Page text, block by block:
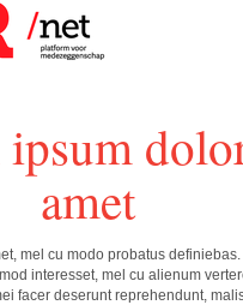
amet
mel cu modo probatus
interesset, mel cu alienum
facer deserunt reprehendunt,